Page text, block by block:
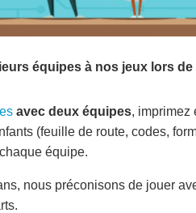
équipes à nos jeux lors
avec deux équipes, imprimez
(feuille de route, codes,
équipe.
nous préconisons de jouer